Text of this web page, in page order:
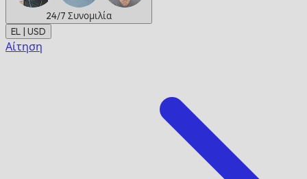
24/7 Συνομιλία
EL | USD
Αίτηση